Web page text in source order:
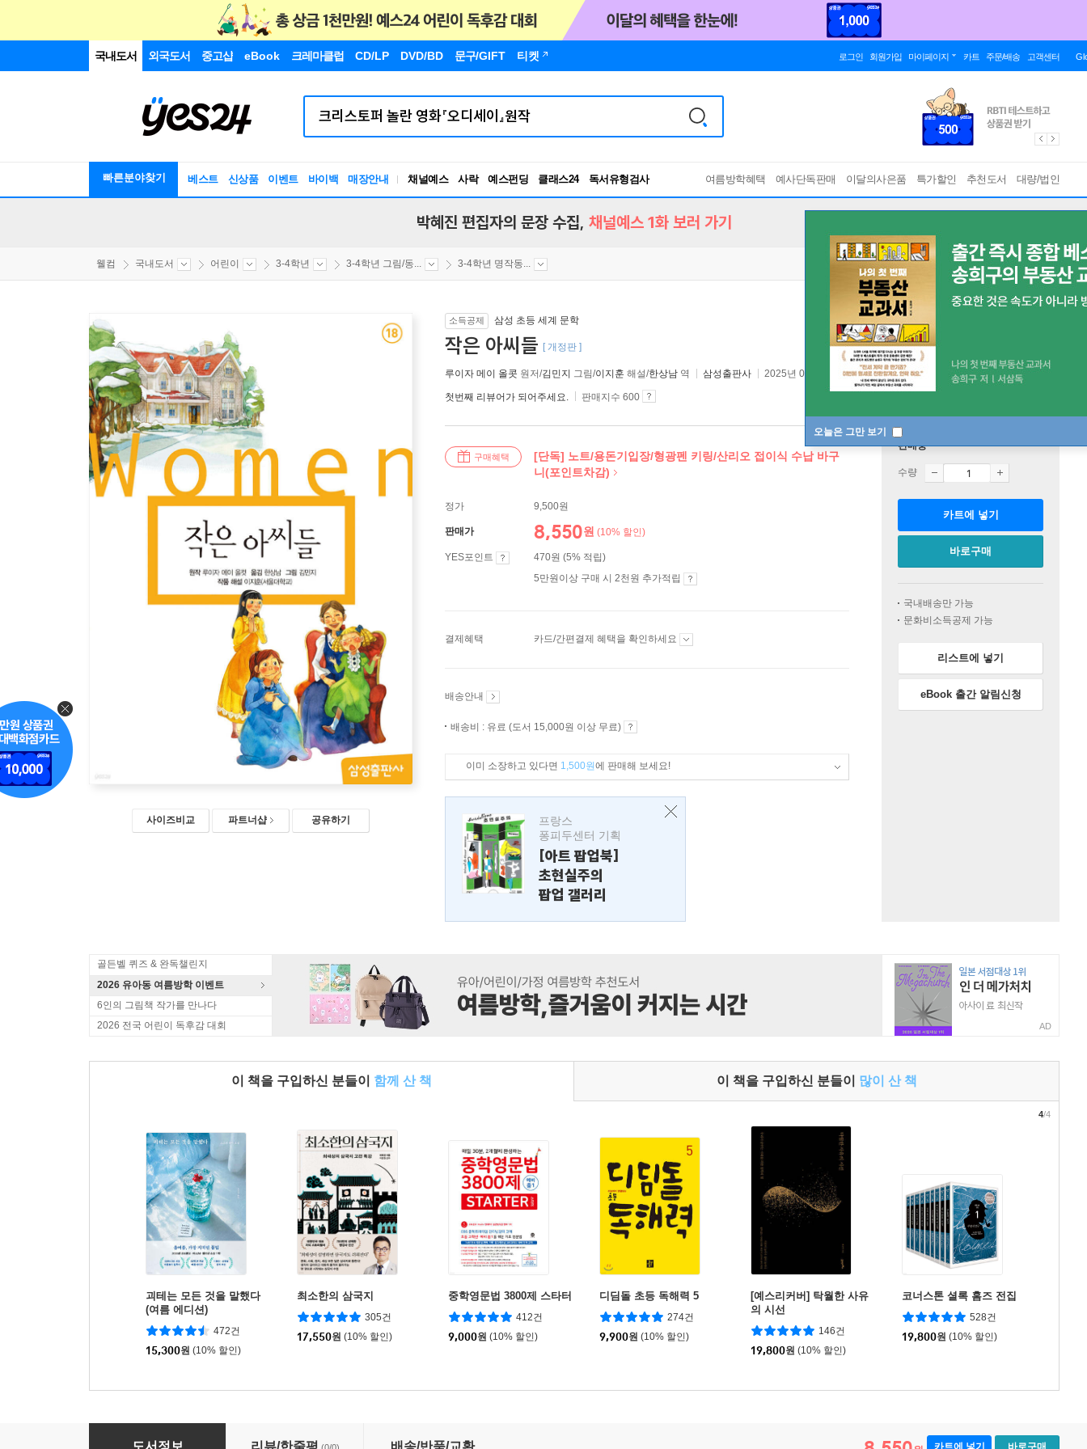
국내도서 외국도서 중고샵 eBook 크레마클럽 CD/LP DVD/BD 문구/GIFT 티켓 로그인 회원가입 마이페이지 카트 주문/배송 고객센터
빠른분야찾기 베스트 신상품 이벤트 바이백 매장안내 채널예스 사락 예스펀딩 클래스24
독서유형검사
RBTI Lab
여름방학혜택 예사단독판매 이달의사은품 특가할인 추천도서 대량/법인
오늘은 그만 보기
박혜진 편집자의 문장 수집, 채널예스 1화 보러 가기
웰컴 국내도서 어린이 3-4학년 3-4학년 그림/동... 3-4학년 명작동...
사이즈비교 파트너샵 공유하기
소득공제 삼성 초등 세계 문학
작은 아씨들 [ 개정판 ]
루이자 메이 올콧 원저/김민지 그림/이지훈 해설/한상남 역 삼성출판사 2025년 05월 30일
첫번째 리뷰어가 되어주세요. 판매지수 600
구매혜택
[단독] 노트/용돈기입장/형광펜 키링/산리오 접이식 수납 바구
니(포인트차감)
정가 9,500원
판매가 8,550원 (10% 할인)
YES포인트
470원 (5% 적립)
5만원이상 구매 시 2천원 추가적립
결제혜택 카드/간편결제 혜택을 확인하세요
배송안내
배송비 : 유료 (도서 15,000원 이상 무료)
이미 소장하고 있다면 1,500원에 판매해 보세요!
프랑스
퐁피두센터 기획
[아트 팝업북]
초현실주의
팝업 갤러리
판매중
수량
카트에 넣기
바로구매
국내배송만 가능
문화비소득공제 가능
리스트에 넣기
eBook 출간 알림신청
골든벨 퀴즈 & 완독챌린지
2026 유아동 여름방학 이벤트
6인의 그림책 작가를 만나다
2026 전국 어린이 독후감 대회
AD
이 책을 구입하신 분들이 함께 산 책 이 책을 구입하신 분들이 많이 산 책
괴테는 모든 것을 말했다
(여름 에디션)
472건
15,300원 (10% 할인)
최소한의 삼국지
305건
17,550원 (10% 할인)
중학영문법 3800제 스타터
412건
9,000원 (10% 할인)
디딤돌 초등 독해력 5
274건
9,900원 (10% 할인)
[예스리커버] 탁월한 사유
의 시선
146건
19,800원 (10% 할인)
코너스톤 셜록 홈즈 전집
528건
19,800원 (10% 할인)
4/4
작은 아씨들
도서정보 리뷰/한줄평 배송/반품/교환 카트에 넣기 바로구매